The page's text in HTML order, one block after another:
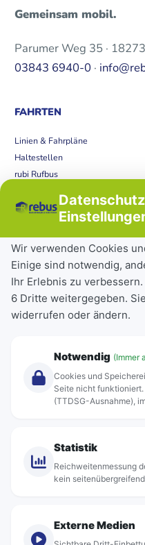
Gemeinsam mobil.
Parumer Weg 35 ·
03843 6940-0 ·
FAHRTEN
Linien & Fahrpläne
Haltestellen
rubi Rufbus
Störungen
Tickets & Tarife
Deutschlandticket
Schülerkarte
Einzeltickets
Abonnements
Über Rebus
Standorte
Wir verwenden Cookies
Einige sind notwendig,
Ihr Erlebnis zu
6 Dritte weitergegeben.
widerrufen oder ändern.
Notwendig (Immer
Cookies und
Seite nicht
(TTDSG-Ausnahme),
Statistik
Reichweitenmessung
kein
Externe Medien